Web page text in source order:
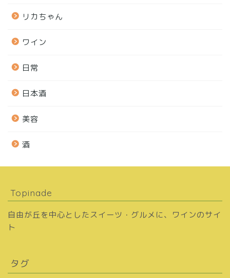
リカちゃん
ワイン
日常
日本酒
美容
酒
Topinade
自由が丘を中心としたスイーツ・グルメに、ワインのサイ
ト
タグ